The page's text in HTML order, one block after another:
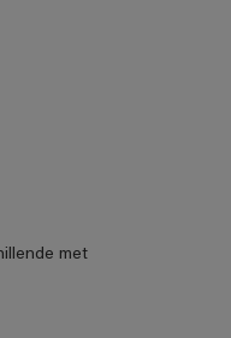
met